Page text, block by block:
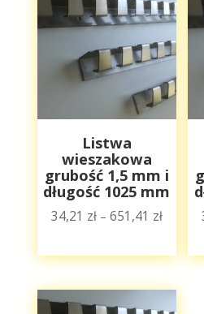
Listwa
wieszakowa
grubość 1,5 mm i
długość 1025 mm
34,21 zł – 651,41 złZakres
od
34,21 zł
do